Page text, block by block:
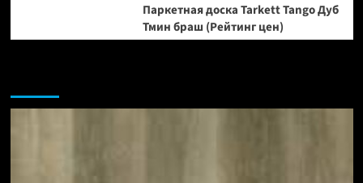
Паркетная доска Tarkett Tango Дуб
Тмин браш (Рейтинг цен)